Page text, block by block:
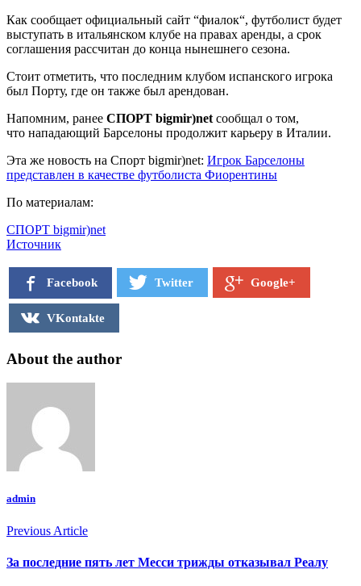
Как сообщает официальный сайт “фиалок“, футболист будет
выступать в итальянском клубе на правах аренды, а срок
соглашения рассчитан до конца нынешнего сезона.
Стоит отметить, что последним клубом испанского игрока
был Порту, где он также был арендован.
Напомним, ранее СПОРТ bigmir)net сообщал о том,
что нападающий Барселоны продолжит карьеру в Италии.
Эта же новость на Спорт bigmir)net: Игрок Барселоны
представлен в качестве футболиста Фиорентины
По материалам:
СПОРТ bigmir)net
Источник
Facebook Twitter Google+
VKontakte
About the author
admin
Previous Article
За последние пять лет Месси трижды отказывал Реалу